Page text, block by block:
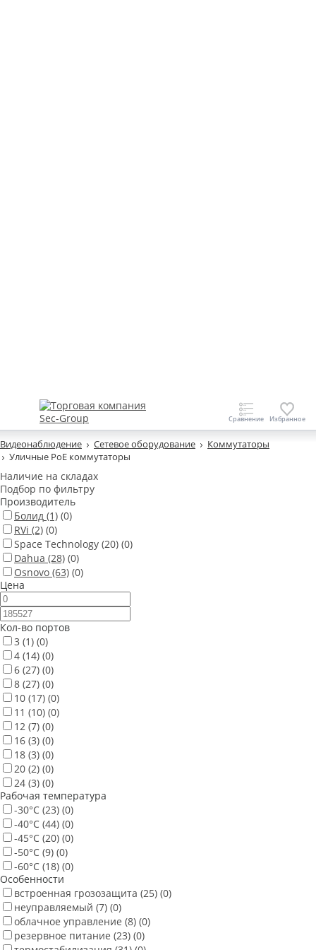
Видеонаблюдение Сетевое оборудование
Коммутаторы
Уличные PoE коммутаторы
Наличие на складах
Подбор по фильтру
Производитель
Болид (1) (0)
RVi (2) (0)
Space Technology (20) (0)
Dahua (28) (0)
Osnovo (63) (0)
Цена
Кол-во портов
3 (1) (0)
4 (14) (0)
6 (27) (0)
8 (27) (0)
10 (17) (0)
11 (10) (0)
12 (7) (0)
16 (3) (0)
18 (3) (0)
20 (2) (0)
24 (3) (0)
Рабочая температура
-30°С (23) (0)
-40°С (44) (0)
-45°С (20) (0)
-50°С (9) (0)
-60°С (18) (0)
Особенности
встроенная грозозащита (25) (0)
неуправляемый (7) (0)
облачное управление (8) (0)
резервное питание (23) (0)